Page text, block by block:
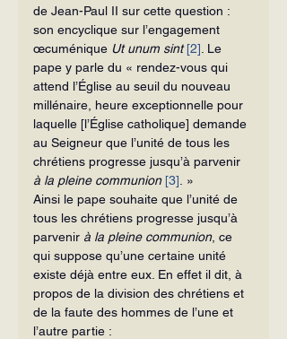
de Jean-Paul II sur cette question :
son encyclique sur l’engagement
œcuménique Ut unum sint [2] . Le
pape y parle du « rendez-vous qui
attend l’Église au seuil du nouveau
millénaire, heure exceptionnelle pour
laquelle [l’Église catholique] demande
au Seigneur que l’unité de tous les
chrétiens progresse jusqu’à parvenir
à la pleine communion [3] . »
Ainsi le pape souhaite que l’unité de
tous les chrétiens progresse jusqu’à
parvenir à la pleine communion, ce
qui suppose qu’une certaine unité
existe déjà entre eux. En effet il dit, à
propos de la division des chrétiens et
de la faute des hommes de l’une et
l’autre partie :